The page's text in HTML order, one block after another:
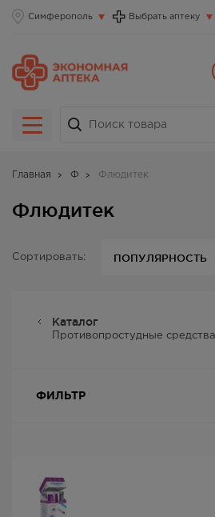
Симферополь Выбрать аптеку
Главная Ф Флюдитек
Флюдитек
Сортировать: ПОПУЛЯРНОСТЬ
Каталог
Противопростудные средства
ФИЛЬТР